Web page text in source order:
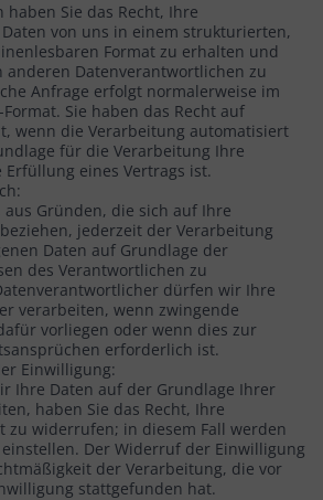
haben Sie das Recht, Ihre
von uns in einem strukturierten,
Format zu erhalten und
anderen Datenverantwortlichen zu
Anfrage erfolgt normalerweise im
Sie haben das Recht auf
wenn die Verarbeitung automatisiert
für die Verarbeitung Ihre
eines Vertrags ist.
aus Gründen, die sich auf Ihre
jederzeit der Verarbeitung
Daten auf Grundlage der
des Verantwortlichen zu
dürfen wir Ihre
verarbeiten, wenn zwingende
vorliegen oder wenn dies zur
erforderlich ist.
Einwilligung:
Ihre Daten auf der Grundlage Ihrer
haben Sie das Recht, Ihre
zu widerrufen; in diesem Fall werden
Der Widerruf der Einwilligung
der Verarbeitung, die vor
stattgefunden hat.